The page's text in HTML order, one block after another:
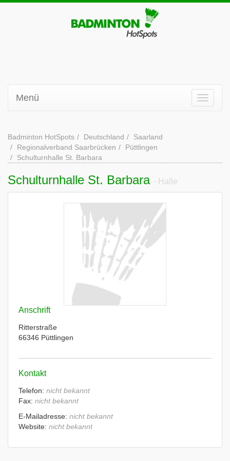
Menü
Badminton HotSpots Deutschland
Saarland
Regionalverband Saarbrücken
Püttlingen
Schulturnhalle St. Barbara
Schulturnhalle St. Barbara - Halle
Anschrift
Ritterstraße
66346 Püttlingen
Kontakt
Telefon: nicht bekannt
Fax: nicht bekannt
E-Mailadresse: nicht bekannt
Website: nicht bekannt